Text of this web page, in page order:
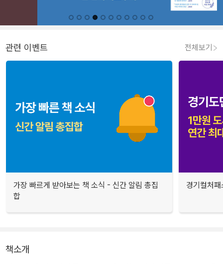
관련 이벤트 전체보기
가장 빠르게 받아보는 책 소식 - 신간 알림 총집
합
경기컬처
책소개